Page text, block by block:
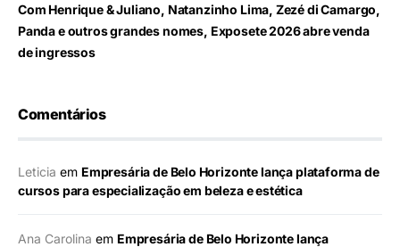
Com Henrique & Juliano, Natanzinho Lima, Zezé di Camargo,
Panda e outros grandes nomes, Exposete 2026 abre venda
de ingressos
Comentários
Leticia em Empresária de Belo Horizonte lança plataforma de
cursos para especialização em beleza e estética
Ana Carolina em Empresária de Belo Horizonte lança